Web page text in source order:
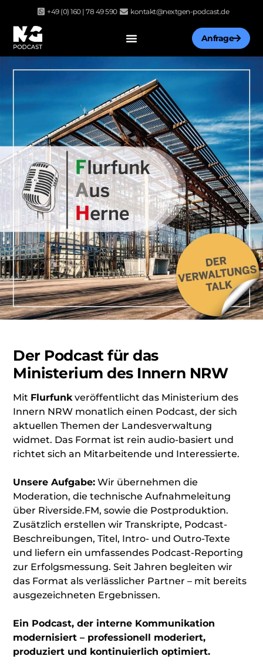
springen
+49 (0) 160 | 78 49 590 kontakt@nextgen-podcast.de
Anfrage
Der Podcast für das
Ministerium des Innern NRW
Mit Flurfunk veröffentlicht das Ministerium des
Innern NRW monatlich einen Podcast, der sich
aktuellen Themen der Landesverwaltung
widmet. Das Format ist rein audio-basiert und
richtet sich an Mitarbeitende und Interessierte.
Unsere Aufgabe: Wir übernehmen die
Moderation, die technische Aufnahmeleitung
über Riverside.FM, sowie die Postproduktion.
Zusätzlich erstellen wir Transkripte, Podcast-
Beschreibungen, Titel, Intro- und Outro-Texte
und liefern ein umfassendes Podcast-Reporting
zur Erfolgsmessung. Seit Jahren begleiten wir
das Format als verlässlicher Partner – mit bereits
ausgezeichneten Ergebnissen.
Ein Podcast, der interne Kommunikation
modernisiert – professionell moderiert,
produziert und kontinuierlich optimiert.